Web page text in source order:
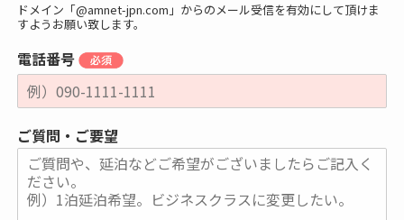
ドメイン「@amnet-jpn.com」からのメール受信を有効にして頂けま
すようお願い致します。
電話番号
ご質問・ご要望